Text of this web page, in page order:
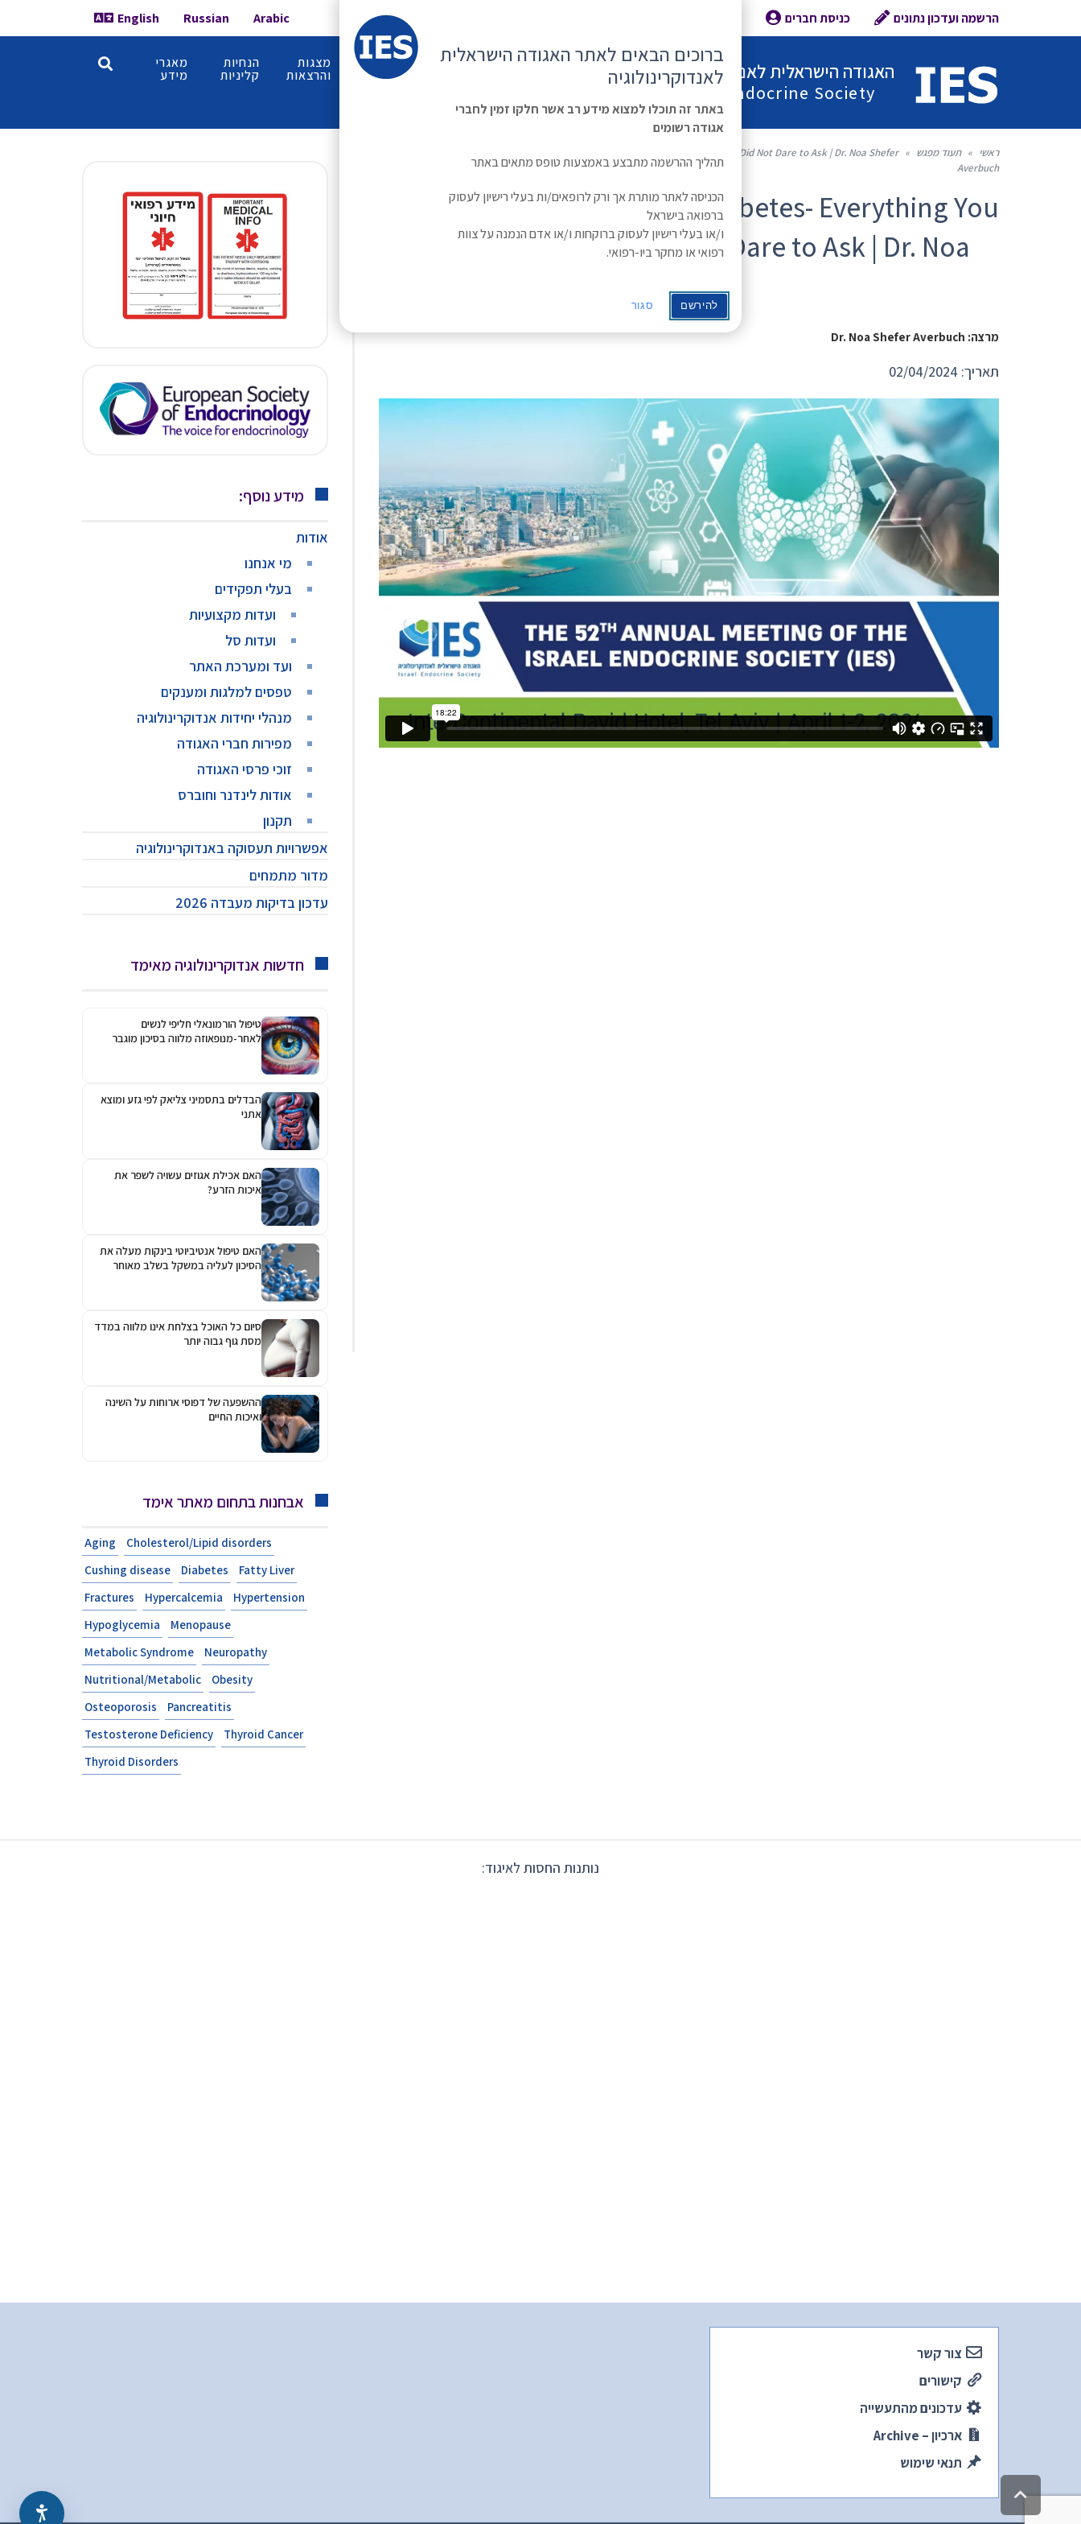
הרשמה ועדכון נתונים כניסת חברים Arabic
Russian
English
האגודה הישראלית לאנדוקרינולוגיה
Israel Endocrine Society
ראשי משולחן מפגשים קורס
מתקדם
מצגות
והרצאות
הנחיות
קליניות
מאגרי
מידע
ראשי » תעוד מפגש »
Fifty Shades of Monogenic Diabetes- Everything You Wanted to Know and Did Not Dare to Ask | Dr. Noa Shefer
Averbuch
Fifty Shades of Monogenic Diabetes- Everything You
Wanted to Know and Did Not Dare to Ask | Dr. Noa
מרצה: Dr. Noa Shefer Averbuch
תאריך: 02/04/2024
מידע נוסף:
אודות
מי אנחנו
בעלי תפקידים
ועדות מקצועיות
ועדות סל
ועד ומערכת האתר
טפסים למלגות ומענקים
מנהלי יחידות אנדוקרינולוגיה
מפירות חברי האגודה
זוכי פרסי האגודה
אודות לינדנר וחוברס
תקנון
אפשרויות תעסוקה באנדוקרינולוגיה
מדור מתמחים
עדכון בדיקות מעבדה 2026
חדשות אנדוקרינולוגיה מאימד
טיפול הורמונאלי חליפי לנשים
לאחר-מנופאוזה מלווה בסיכון מוגבר
הבדלים בתסמיני צליאק לפי גזע ומוצא
אתני
האם אכילת אגוזים עשויה לשפר את
איכות הזרע?
האם טיפול אנטיביוטי בינקות מעלה את
הסיכון לעליה במשקל בשלב מאוחר
סיום כל האוכל בצלחת אינו מלווה במדד
מסת גוף גבוה יותר
ההשפעה של דפוסי ארוחות על השינה
ואיכות החיים
אבחנות בתחום מאתר אימד
Aging
Cholesterol/Lipid disorders
Cushing disease
Diabetes
Fatty Liver
Fractures
Hypercalcemia
Hypertension
Hypoglycemia
Menopause
Metabolic Syndrome
Neuropathy
Nutritional/Metabolic
Obesity
Osteoporosis
Pancreatitis
Testosterone Deficiency
Thyroid Cancer
Thyroid Disorders
נותנות החסות לאיגוד:
צור קשר
קישורים
עדכונים מהתעשייה
ארכיון – Archive
תנאי שימוש
גלילה
לראש
ברוכים הבאים לאתר האגודה הישראלית
לאנדוקרינולוגיה
באתר זה תוכלו למצוא מידע רב אשר חלקו זמין לחברי
אגודה רשומים
תהליך ההרשמה מתבצע באמצעות טופס מתאים באתר
הכניסה לאתר מותרת אך ורק לרופאים/ות בעלי רישיון לעסוק
ברפואה בישראל
ו/או בעלי רישיון לעסוק ברוקחות ו/או אדם הנמנה על צוות
רפואי או מחקר ביו-רפואי.
להירשם סגור